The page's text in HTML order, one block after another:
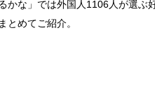
かな」では外国人1106人が選ぶ
とめてご紹介。